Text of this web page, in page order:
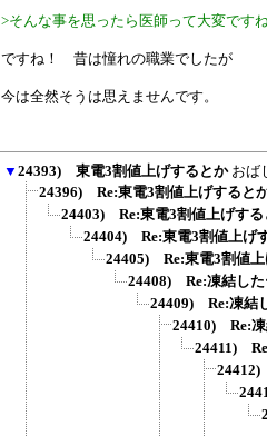
>そんな事を思ったら医師って大変です
ですね！ 昔は憧れの職業でしたが
今は全然そうは思えませんです。
▼ 24393) 東電3割値上げするとか おば
24396) Re:東電3割値上げすると
24403) Re:東電3割値上げする
24404) Re:東電3割値上げ
24405) Re:東電3割値上
24408) Re:凍結した
24409) Re:凍結
24410) Re:凍
24411)